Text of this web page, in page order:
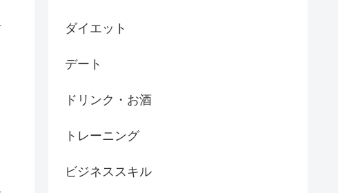
ダイエット
デート
ドリンク・お酒
トレーニング
ビジネススキル